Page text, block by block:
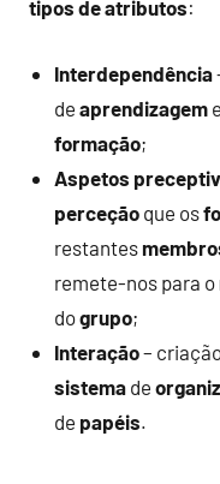
tipos de atributos:
Interdependência
deaprendizagem
formação;
Aspetos
perceção que os
restantes
remete-nos para o
dogrupo;
Interação–
sistema de
de papéis.